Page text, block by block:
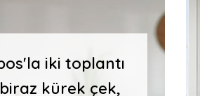
iki toplantı
kürek çek,